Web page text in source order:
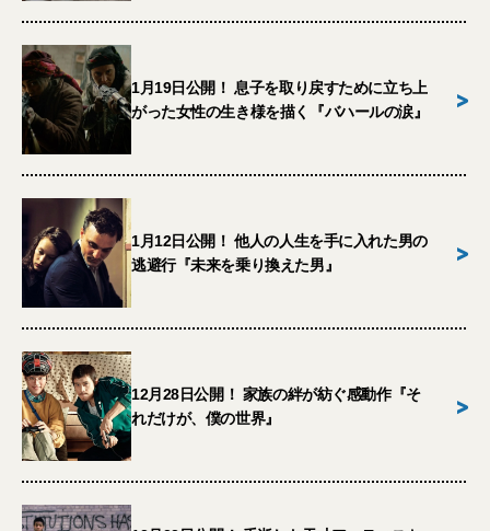
1月19日公開！ 息子を取り戻すために立ち上
がった女性の生き様を描く『バハールの涙』
>
1月12日公開！ 他人の人生を手に入れた男の
逃避行『未来を乗り換えた男』
>
12月28日公開！ 家族の絆が紡ぐ感動作『そ
れだけが、僕の世界』
>